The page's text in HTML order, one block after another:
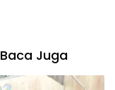
Baca Juga